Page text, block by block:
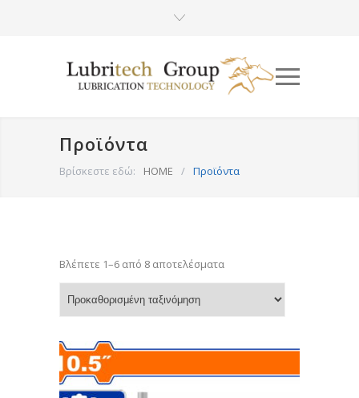
Προϊόντα
Βρίσκεστε εδώ: HOME / Προϊόντα
Βλέπετε 1–6 από 8 αποτελέσματα